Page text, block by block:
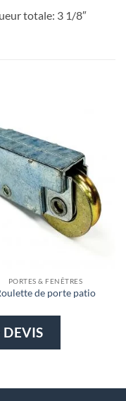
totale: 3 1/8″
PORTES & FENÊTRES
de porte patio
DEVIS